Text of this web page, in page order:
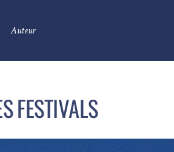
Auteur
FESTIVALS